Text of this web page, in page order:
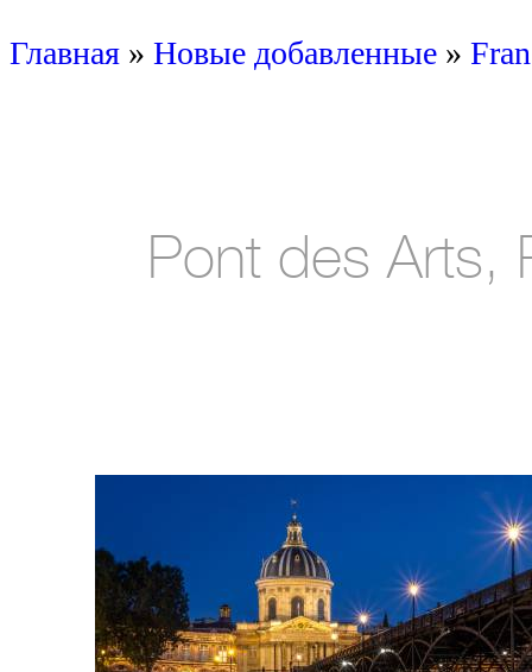
Главная » Новые добавленные »
Pont des Arts,